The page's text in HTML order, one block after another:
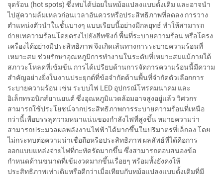
จุดร้อน (hot spots) ซึ่งพบได้บ่อยในหม้อแปลงแบบดั้งเดิม และอาจนำ
ไปสู่ความล้มเหลวก่อนเวลาอันควรหรือประสิทธิภาพที่ลดลง การวาง
ตำแหน่งตัวนำในชั้นบางๆ แบบเรียบนี้อย่างมีกลยุทธ์ ทำให้สามารถ
ถ่ายเทความร้อนโดยตรงไปยังฮีทซิงก์ พื้นที่ระบายความร้อน หรือโครง
เครื่องได้อย่างมีประสิทธิภาพ จึงเกิดเส้นทางการระบายความร้อนที่
เหมาะสม ช่วยรักษาอุณหภูมิการทำงานในระดับที่เหมาะสมแม้ภายใต้
สภาวะโหลดที่เข้มข้น การได้เปรียบด้านการจัดการความร้อนนี้มีความ
สำคัญอย่างยิ่งในงานประยุกต์ที่ข้อจำกัดด้านพื้นที่จำกัดตัวเลือกการ
ระบายความร้อน เช่น ระบบไฟ LED อุปกรณ์โทรคมนาคม และ
อิเล็กทรอนิกส์ยานยนต์ ซึ่งอุณหภูมิแวดล้อมอาจสูงอยู่แล้ว วิศวกร
สามารถใช้ประโยชน์จากประสิทธิภาพการระบายความร้อนที่เหนือ
กว่านี้เพื่อบรรลุความหนาแน่นของกำลังไฟที่สูงขึ้น หมายความว่า
สามารถประมวลผลพลังงานไฟฟ้าได้มากขึ้นในปริมาตรที่เล็กลง โดย
ไม่กระทบต่อความน่าเชื่อถือหรือประสิทธิภาพ ผลลัพธ์ที่ได้คือการ
ออกแบบแหล่งจ่ายไฟที่กะทัดรัดมากขึ้น ซึ่งสามารถตอบสนองข้อ
กำหนดด้านขนาดที่เข้มงวดมากขึ้นเรื่อยๆ พร้อมทั้งยังคงให้
ประสิทธิภาพเท่าเดิมหรือดีกว่าเมื่อเทียบกับหม้อแปลงแบบดั้งเดิมที่มี